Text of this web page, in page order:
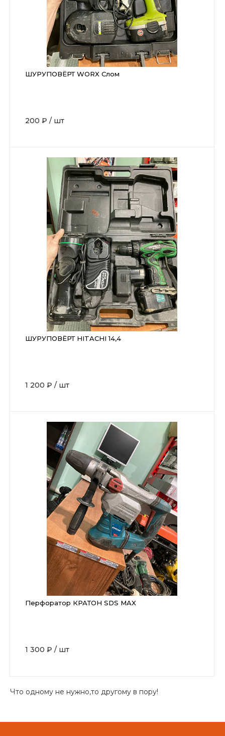
ШУРУПОВЁРТ WORX Слом
200 ₽ / шт
ШУРУПОВЁРТ HITACHI 14,4
1 200 ₽ / шт
Перфоратор КРАТОН SDS MAX
1 300 ₽ / шт
Что одному не нужно,то другому в пору!